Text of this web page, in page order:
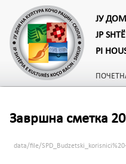
ЈУ
JP
PI
Завршна сметка
data/file/